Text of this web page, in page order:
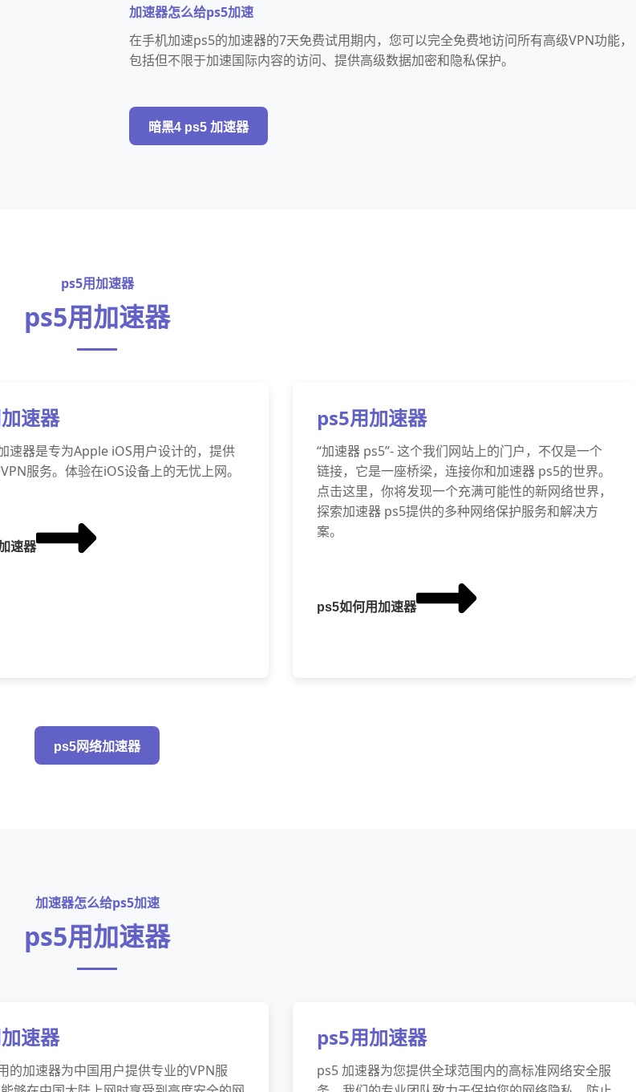
加速器怎么给ps5加速
在手机加速ps5的加速器的7天免费试用期内，您可以完全免费地访问所有高级VPN功能，
包括但不限于加速国际内容的访问、提供高级数据加密和隐私保护。
暗黑4 ps5 加速器
ps5用加速器
ps5用加速器
速器
速器是专为Apple iOS用户设计的，提供
服务。体验在iOS设备上的无忧上网。
速器
ps5用加速器
“加速器 ps5”- 这个我们网站上的门户，不仅是一个
链接，它是一座桥梁，连接你和加速器 ps5的世界。
点击这里，你将发现一个充满可能性的新网络世界，
探索加速器 ps5提供的多种网络保护服务和解决方
案。
ps5如何用加速器
ps5网络加速器
加速器怎么给ps5加速
ps5用加速器
速器
的加速器为中国用户提供专业的VPN服
ps5用加速器
ps5 加速器为您提供全球范围内的高标准网络安全服